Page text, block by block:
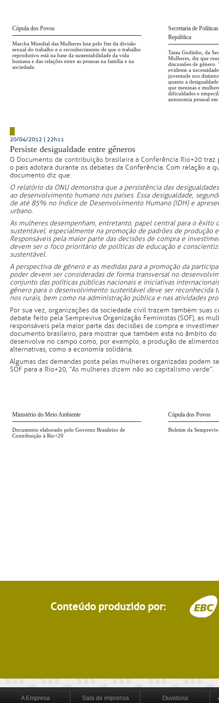
Cúpula dos Povos
Marcha Mundial das Mulheres luta pelo fim da divisão
sexual do trabalho e o reconhecimento de que o trabalho
reprodutivo está na base da sustentabilidade da vida
humana e das relações entre as pessoas na família e na
sociedade.
Secretaria de
República
Tatau Godinho, da
Mulheres, diz que
discussões de gênero.
evidente a
juventude nos
quanto a
que meninas e
dificuldades e
autonomia pessoal
20/04/2012 | 22h11
Persiste desigualdade entre gêneros
O Documento de contribuição brasileira à Conferência Rio+20 traz
o país adotará durante os debates da Conferência. Com relação a
documento diz que:
O relatório da ONU demonstra que a persistência das
ao desenvolvimento humano nos países. Essa desigualdade,
de até 85% no Índice de Desenvolvimento Humano (IDH) e
urbano.
As mulheres desempenham, entretanto, papel central para o êxito
sustentável, especialmente na promoção de padrões de produção
Responsáveis pela maior parte das decisões de compra e
devem ser o foco prioritário de políticas de educação e
sustentável.
A perspectiva de gênero e as medidas para a promoção da
poder devem ser consideradas de forma transversal no
conjunto das políticas públicas nacionais e iniciativas
gênero para o desenvolvimento sustentável deve ser reconhecida
nos rurais, bem como na administração pública e nas atividades
Por sua vez, organizações da sociedade civil trazem também suas
debate feito pela Sempreviva Organização Feministas (SOF), as
responsáveis pela maior parte das decisões de compra e
documento brasileiro, para mostrar que também está no âmbito
desenvolve no campo como, por exemplo, a produção de
alternativas, como a economia solidária.
Algumas das demandas posta pelas mulheres organizadas podem
SOF para a Rio+20, “As mulheres dizem não ao capitalismo verde”.
Ministério do Meio Ambiente
Documento elaborado pelo Governo Brasileiro de
Contribuição à Rio+20
Cúpula dos Povos
Boletim da
Conteúdo produzido por:
A Empresa Sala de imprensa Ouvidoria